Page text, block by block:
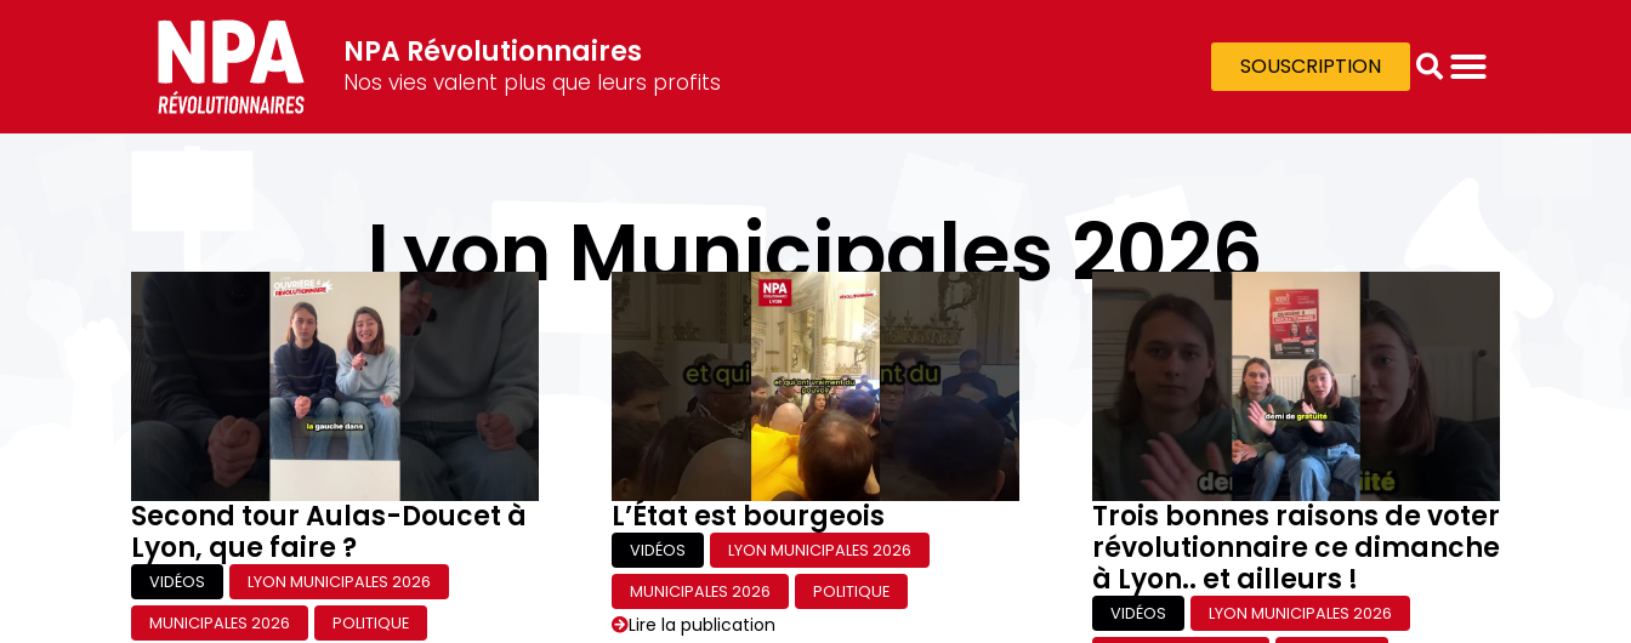
NPA Révolutionnaires
Nos vies valent plus que leurs profits
SOUSCRIPTION
Lyon Municipales 2026
Second tour Aulas-Doucet à
Lyon, que faire ?
VIDÉOS
LYON MUNICIPALES 2026
MUNICIPALES 2026
POLITIQUE
L’État est bourgeois
VIDÉOS
LYON MUNICIPALES 2026
MUNICIPALES 2026
POLITIQUE
Lire la publication
Trois bonnes raisons de voter
révolutionnaire ce dimanche
à Lyon.. et ailleurs !
VIDÉOS
LYON MUNICIPALES 2026